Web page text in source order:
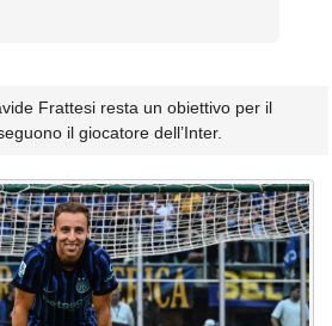
Frattesi resta un obiettivo per il
il giocatore dell’Inter.